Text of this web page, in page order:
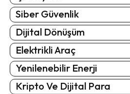
Siber Güvenlik
Dijital Dönüşüm
Elektrikli Araç
Yenilenebilir Enerji
Kripto Ve Dijital Para